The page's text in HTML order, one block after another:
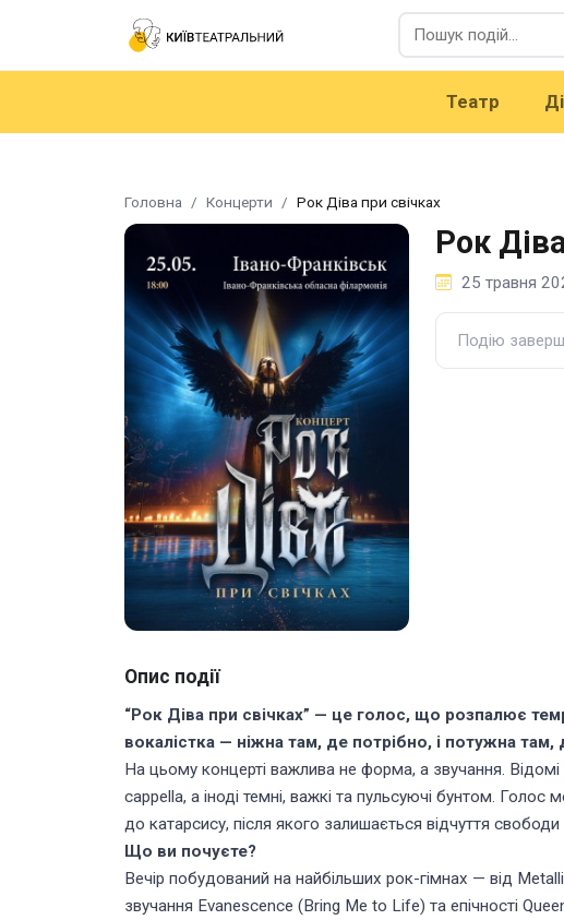
Театр
Головна Концерти Рок Діва при свічках
Рок
25 травня
Подію
Опис події
“Рок Діва при свічках” — це голос, що розпалює
вокалістка — ніжна там, де потрібно, і потужна
На цьому концерті важлива не форма, а звучання.
cappella, а іноді темні, важкі та пульсуючі бунтом.
до катарсису, після якого залишається відчуття свободи
Що ви почуєте?
Вечір побудований на найбільших рок-гімнах — від
звучання Evanescence (Bring Me to Life) та епічності